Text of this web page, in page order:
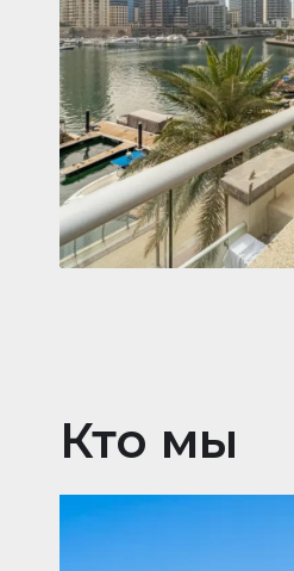
Квартира2 861 035 $
Beauport Tower
Beauport Tower, Marina
Dubai Marina, Dubai
34392 m²
Кто мы